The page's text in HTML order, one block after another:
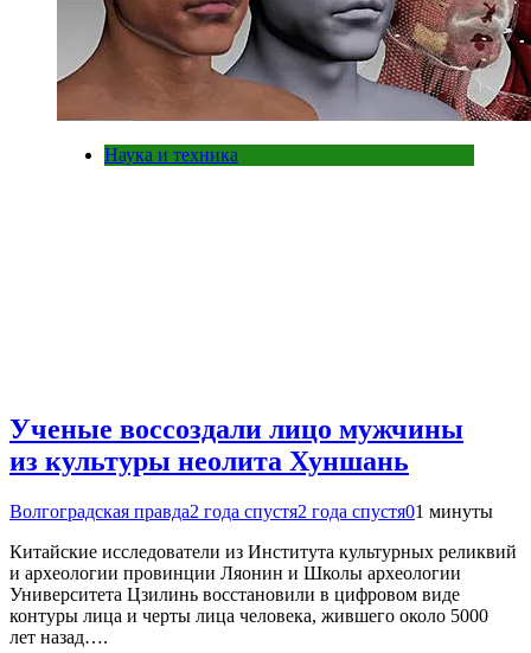
Наука и техника
Ученые воссоздали лицо мужчины
из культуры неолита Хуншань
Волгоградская правда2 года спустя2 года спустя01 минуты
Китайские исследователи из Института культурных реликвий
и археологии провинции Ляонин и Школы археологии
Университета Цзилинь восстановили в цифровом виде
контуры лица и черты лица человека, жившего около 5000
лет назад….